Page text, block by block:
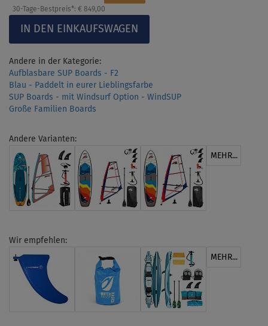
30-Tage-Bestpreis*: € 849,00
Andere in der Kategorie:
Aufblasbare SUP Boards - F2
Blau - Paddelt in eurer Lieblingsfarbe
SUP Boards - mit Windsurf Option - WindSUP
Große Familien Boards
Andere Varianten:
MEHR...
Wir empfehlen:
MEHR...